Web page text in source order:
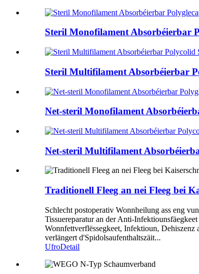
Steril Monofilament Absorbéierbar
Steril Multifilament Absorbéierbar
Net-steril Monofilament
Net-steril Multifilament
Traditionell Fleeg an nei Fleeg bei
Schlecht postoperativ Wonnheilung ass eng
Tissuereparatur an der Anti-
Wonnfettverflëssegkeet, Infektioun, Dehiszenz
verlängert d'Spidolsaufenthaltszäit...
UfroDetail